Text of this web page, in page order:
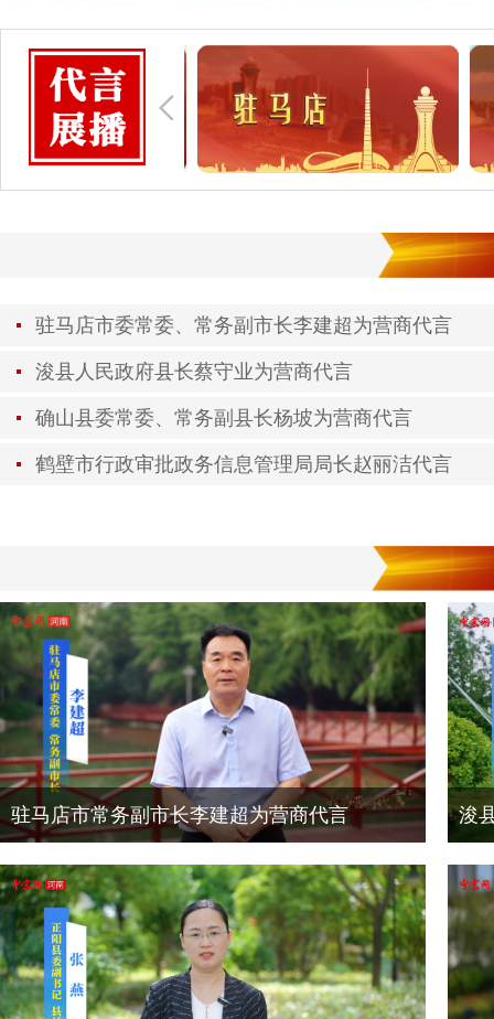
驻马店市委常委、常务副市长李建超为营商代言
浚县人民政府县长蔡守业为营商代言
确山县委常委、常务副县长杨坡为营商代言
鹤壁市行政审批政务信息管理局局长赵丽洁代言
驻马店市常务副市长李建超为营商代言 浚